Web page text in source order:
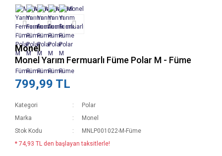
Monel
Monel Yarım Fermuarlı Füme Polar M - Füme
799,99 TL
Kategori
Polar
Marka
Monel
Stok Kodu
MNLP001022-M-Füme
* 74,93 TL den başlayan taksitlerle!